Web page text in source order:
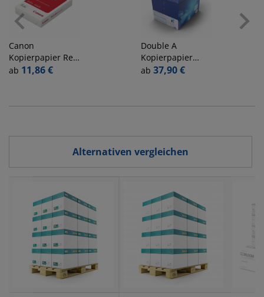
Canon
Kopierpapier Red
Label Superior
ab 11,86 €
Double A
Kopierpapier
Premium
ab 37,90 €
Alternativen vergleichen